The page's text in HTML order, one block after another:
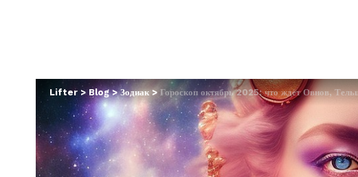
Lifter >Blog>Зодиак> Гороскоп октябрь 2025: что ждёт Овнов,